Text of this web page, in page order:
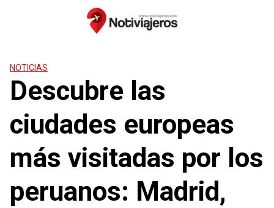
NOTICIAS
Descubre las
ciudades europeas
más visitadas por los
peruanos: Madrid,